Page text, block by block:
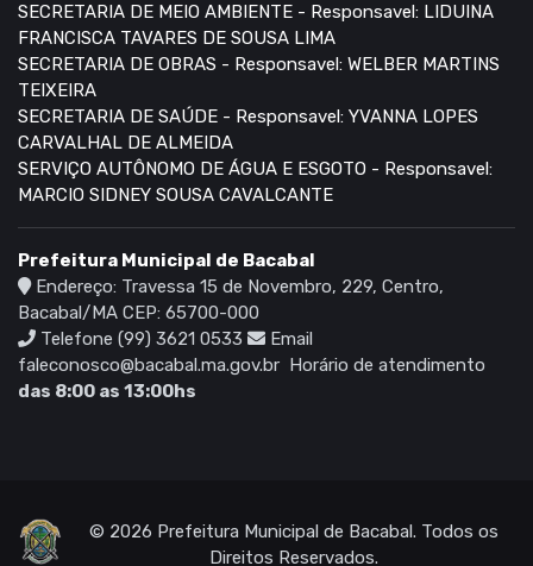
SECRETARIA DE MEIO AMBIENTE - Responsavel: LIDUINA
FRANCISCA TAVARES DE SOUSA LIMA
SECRETARIA DE OBRAS - Responsavel: WELBER MARTINS
TEIXEIRA
SECRETARIA DE SAÚDE - Responsavel: YVANNA LOPES
CARVALHAL DE ALMEIDA
SERVIÇO AUTÔNOMO DE ÁGUA E ESGOTO - Responsavel:
MARCIO SIDNEY SOUSA CAVALCANTE
Prefeitura Municipal de Bacabal
Endereço: Travessa 15 de Novembro, 229, Centro,
Bacabal/MA CEP: 65700-000
Telefone (99) 3621 0533
Email
faleconosco@bacabal.ma.gov.br
Horário de atendimento
das 8:00 as 13:00hs
© 2026 Prefeitura Municipal de Bacabal. Todos os
Direitos Reservados.